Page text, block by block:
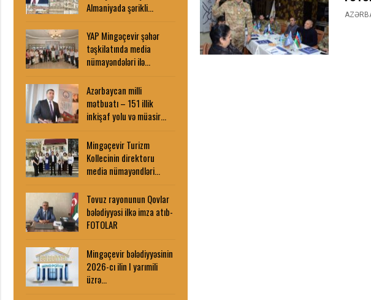
Almaniyada şərikli…
YAP Mingəçevir şəhər
təşkilatında media
nümayəndələri ilə…
Azərbaycan milli
mətbuatı – 151 illik
inkişaf yolu və müasir…
Mingəçevir Turizm
Kollecinin direktoru
media nümayəndləri…
Tovuz rayonunun Qovlar
bələdiyyəsi ilkə imza atıb-
FOTOLAR
Mingəçevir bələdiyyəsinin
2026-cı ilin I yarımili
üzrə…